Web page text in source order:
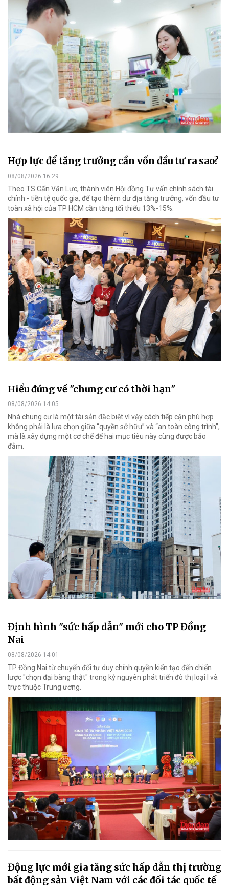
Hợp lực để tăng trưởng cần vốn đầu tư ra sao?
08/08/2026 16:29
Theo TS Cấn Văn Lực, thành viên Hội đồng Tư vấn chính sách tài
chính - tiền tệ quốc gia, để tạo thêm dư địa tăng trưởng, vốn đầu tư
toàn xã hội của TP HCM cần tăng tối thiểu 13%-15%.
Hiểu đúng về "chung cư có thời hạn"
08/08/2026 14:05
Nhà chung cư là một tài sản đặc biệt vì vậy cách tiếp cận phù hợp
không phải là lựa chọn giữa “quyền sở hữu” và “an toàn công trình”,
mà là xây dựng một cơ chế để hai mục tiêu này cùng được bảo
đảm.
Định hình "sức hấp dẫn" mới cho TP Đồng
Nai
08/08/2026 14:01
TP Đồng Nai từ chuyển đổi tư duy chính quyền kiến tạo đến chiến
lược "chọn đại bàng thật" trong kỷ nguyên phát triển đô thị loại I và
trực thuộc Trung ương.
Động lực mới gia tăng sức hấp dẫn thị trường
bất động sản Việt Nam với các đối tác quốc tế